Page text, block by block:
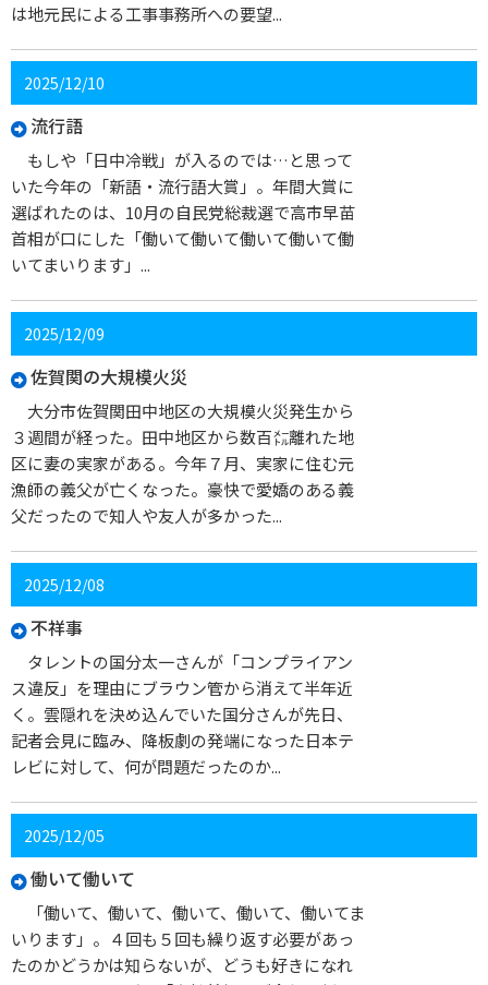
は地元民による工事事務所への要望...
2025/12/10
流行語
もしや「日中冷戦」が入るのでは…と思って
いた今年の「新語・流行語大賞」。年間大賞に
選ばれたのは、10月の自民党総裁選で高市早苗
首相が口にした「働いて働いて働いて働いて働
いてまいります」...
2025/12/09
佐賀関の大規模火災
大分市佐賀関田中地区の大規模火災発生から
３週間が経った。田中地区から数百㍍離れた地
区に妻の実家がある。今年７月、実家に住む元
漁師の義父が亡くなった。豪快で愛嬌のある義
父だったので知人や友人が多かった...
2025/12/08
不祥事
タレントの国分太一さんが「コンプライアン
ス違反」を理由にブラウン管から消えて半年近
く。雲隠れを決め込んでいた国分さんが先日、
記者会見に臨み、降板劇の発端になった日本テ
レビに対して、何が問題だったのか...
2025/12/05
働いて働いて
「働いて、働いて、働いて、働いて、働いてま
いります」。４回も５回も繰り返す必要があっ
たのかどうかは知らないが、どうも好きになれ